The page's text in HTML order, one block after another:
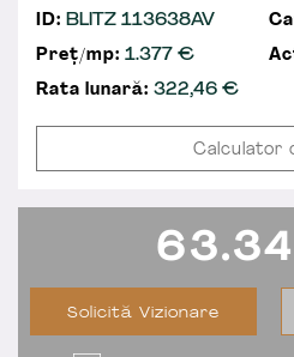
ID: BLITZ 113638AV
Preț/mp: 1.377 €
Rata lunară: 322,46€
Calculator
Solicită Vizionare